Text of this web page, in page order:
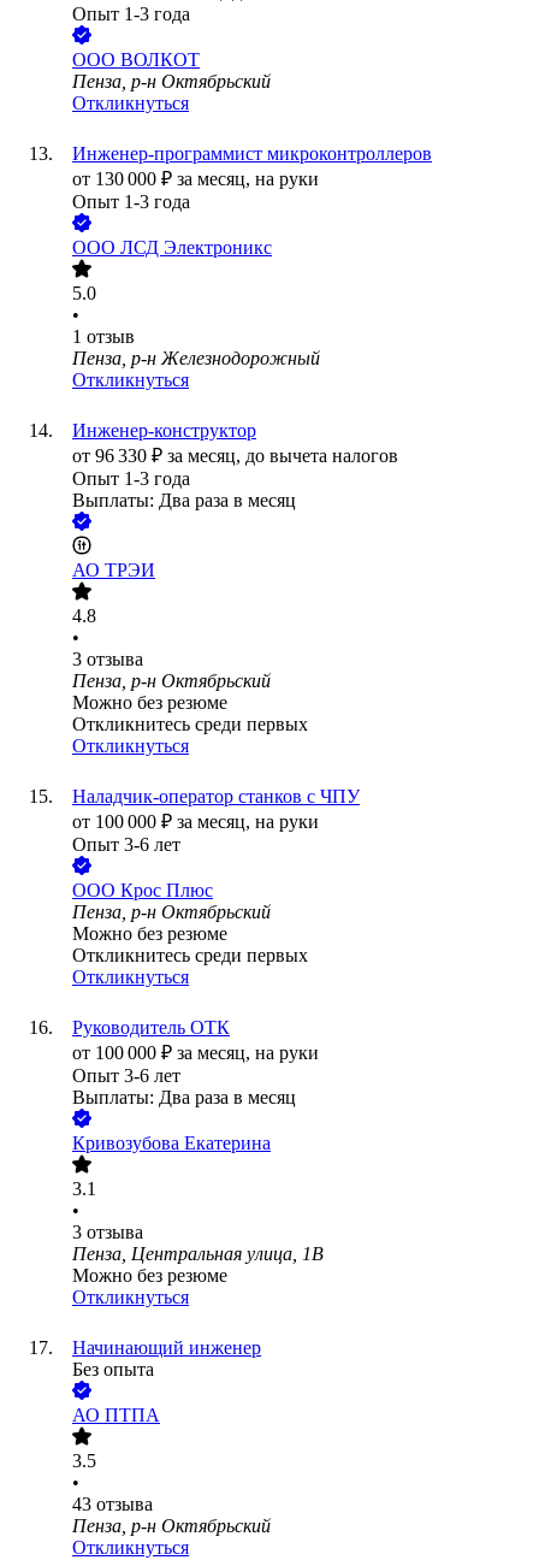
Опыт 1-3 года
ООО ВОЛКОТ
Пенза, р-н Октябрьский
Откликнуться
Инженер-программист микроконтроллеров
от 130 000 ₽ за месяц, на руки
Опыт 1-3 года
ООО ЛСД Электроникс
5.0
•
1 отзыв
Пенза, р-н Железнодорожный
Откликнуться
Инженер-конструктор
от 96 330 ₽ за месяц, до вычета налогов
Опыт 1-3 года
Выплаты: Два раза в месяц
АО ТРЭИ
4.8
•
3 отзыва
Пенза, р-н Октябрьский
Можно без резюме
Откликнитесь среди первых
Откликнуться
Наладчик-оператор станков с ЧПУ
от 100 000 ₽ за месяц, на руки
Опыт 3-6 лет
ООО Крос Плюс
Пенза, р-н Октябрьский
Можно без резюме
Откликнитесь среди первых
Откликнуться
Руководитель ОТК
от 100 000 ₽ за месяц, на руки
Опыт 3-6 лет
Выплаты: Два раза в месяц
Кривозубова Екатерина
3.1
•
3 отзыва
Пенза, Центральная улица, 1В
Можно без резюме
Откликнуться
Начинающий инженер
Без опыта
АО ПТПА
3.5
•
43 отзыва
Пенза, р-н Октябрьский
Откликнуться